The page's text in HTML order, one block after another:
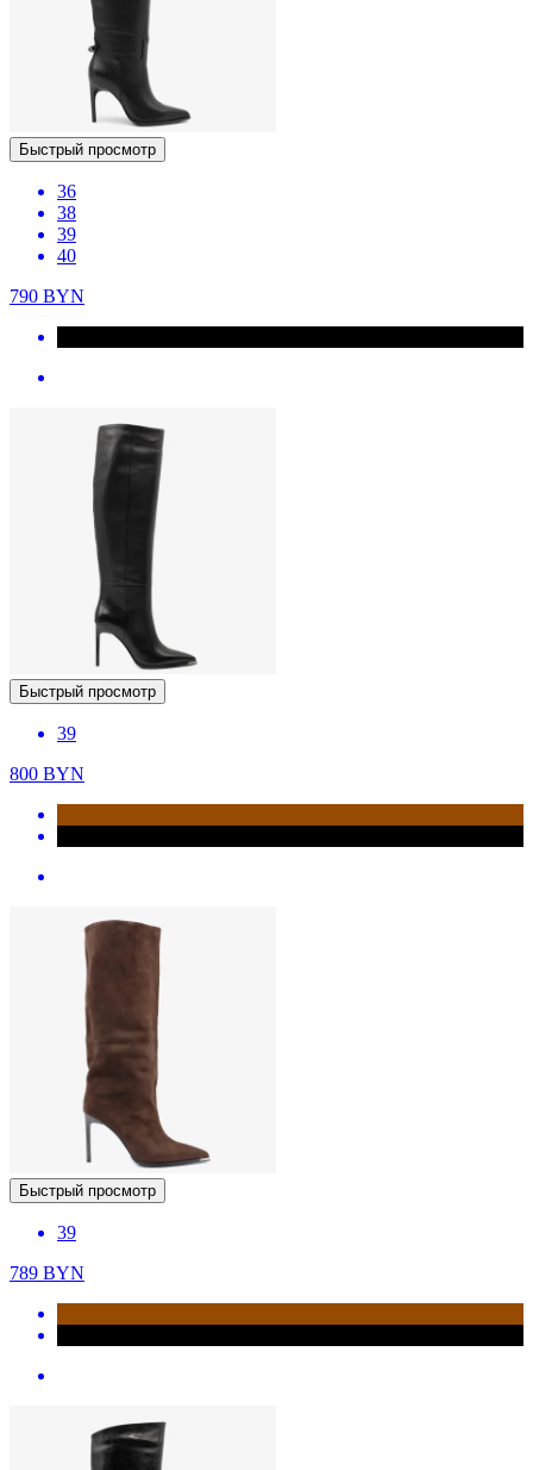
Быстрый просмотр
36
38
39
40
790 BYN
Быстрый просмотр
39
800 BYN
Быстрый просмотр
39
789 BYN